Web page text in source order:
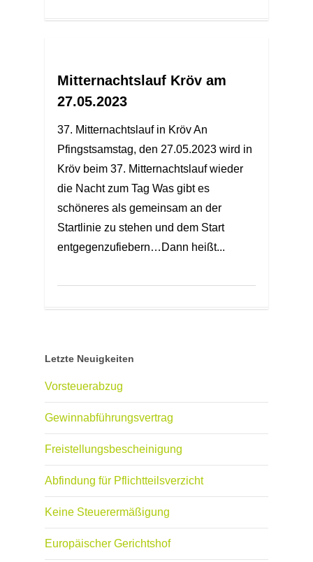
Mitternachtslauf Kröv am
27.05.2023
37. Mitternachtslauf in Kröv An
Pfingstsamstag, den 27.05.2023 wird in
Kröv beim 37. Mitternachtslauf wieder
die Nacht zum Tag Was gibt es
schöneres als gemeinsam an der
Startlinie zu stehen und dem Start
entgegenzufiebern…Dann heißt...
Letzte Neuigkeiten
Vorsteuerabzug
Gewinnabführungsvertrag
Freistellungsbescheinigung
Abfindung für Pflichtteilsverzicht
Keine Steuerermäßigung
Europäischer Gerichtshof